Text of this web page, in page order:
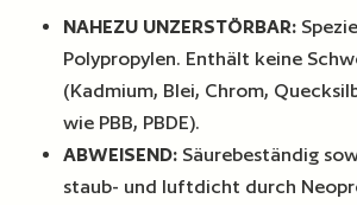
NAHEZU UNZERSTÖRBAR:
Polypropylen. Enthält keine
(Kadmium, Blei, Chrom,
wie PBB, PBDE).
ABWEISEND: Säurebeständig
staub- und luftdicht durch